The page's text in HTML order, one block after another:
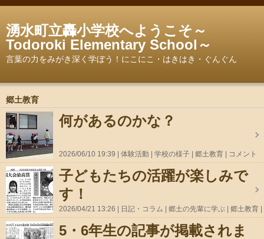
湧水町立轟小学校へようこそ～
Todoroki Elementary School～
言葉の力をみがき深く学ぼう！にこにこ・はきはき・ぐんぐん
郷土教育
何があるのかな？
2026/06/10 19:39 体験活動 学校の様子 郷土教育
コメント
(0)
子どもたちの活躍が楽しみで
す！
2026/04/21 13:26 日記・コラム 郷土の先輩に学ぶ
郷土教育
コメント(0)
5・6年生の記事が掲載されま